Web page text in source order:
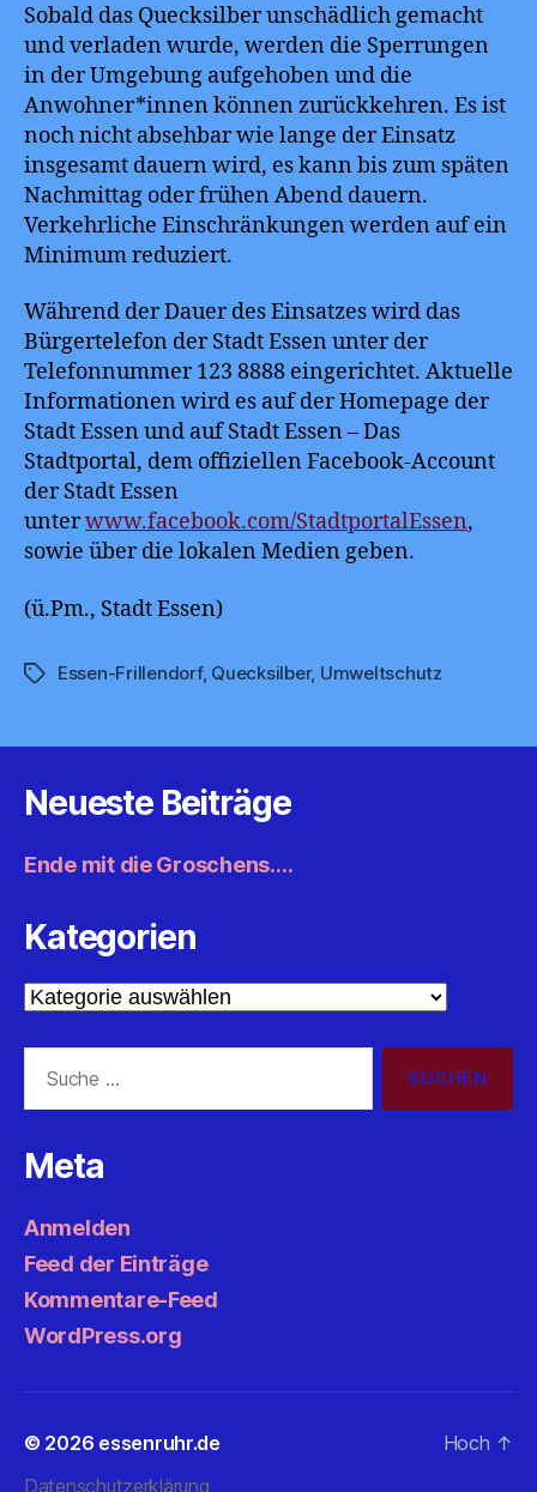
Sobald das Quecksilber unschädlich gemacht
und verladen wurde, werden die Sperrungen
in der Umgebung aufgehoben und die
Anwohner*innen können zurückkehren. Es ist
noch nicht absehbar wie lange der Einsatz
insgesamt dauern wird, es kann bis zum späten
Nachmittag oder frühen Abend dauern.
Verkehrliche Einschränkungen werden auf ein
Minimum reduziert.
Während der Dauer des Einsatzes wird das
Bürgertelefon der Stadt Essen unter der
Telefonnummer 123 8888 eingerichtet. Aktuelle
Informationen wird es auf der Homepage der
Stadt Essen und auf Stadt Essen – Das
Stadtportal, dem offiziellen Facebook-Account
der Stadt Essen
unterwww.facebook.com/StadtportalEssen,
sowie über die lokalen Medien geben.
(ü.Pm., Stadt Essen)
Schlagwörter
Essen-Frillendorf, Quecksilber, Umweltschutz
Neueste Beiträge
Ende mit die Groschens….
Kategorien
Kategorien
nach:
Meta
Anmelden
Feed der Einträge
Kommentare-Feed
WordPress.org
© 2026 essenruhr.de
Datenschutzerklärung
Hoch ↑